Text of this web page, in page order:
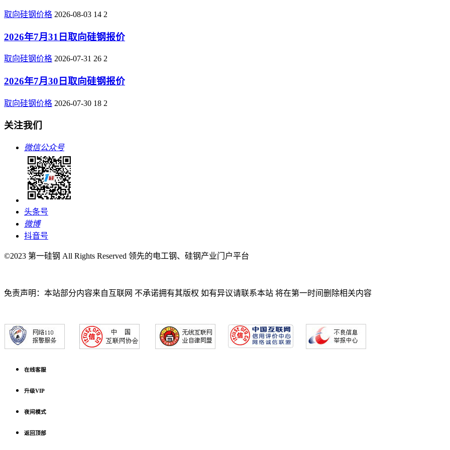
取向硅钢价格 2026-08-03 14 2
2026年7月31日取向硅钢报价
取向硅钢价格 2026-07-31 26 2
2026年7月30日取向硅钢报价
取向硅钢价格 2026-07-30 18 2
关注我们
微信公众号
头条号
微博
抖音号
©2023 第一硅钢 All Rights Reserved 领先的电工钢、硅钢产业门户平台
免责声明：本站部分内容来自互联网 不承诺拥有其版权 如有异议请联系本站 将在第一时间删除相关内容
在线客服
升级VIP
夜间模式
返回顶部